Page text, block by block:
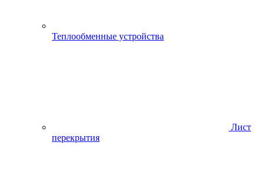
Теплообменные устройства
Лист
перекрытия